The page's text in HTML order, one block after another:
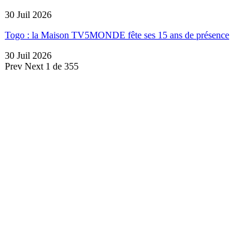
30 Juil 2026
Togo : la Maison TV5MONDE fête ses 15 ans de présence
30 Juil 2026
Prev Next 1 de 355